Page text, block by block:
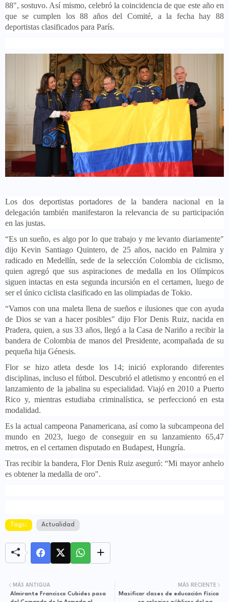
88", sostuvo. Así mismo, celebró la coincidencia de que este año en
que se cumplen los 88 años del Comité, a la fecha hay 88
deportistas clasificados para París.
Los dos deportistas portadores de la bandera nacional en la
delegación también manifestaron la relevancia de su participación
en las justas.
“Es un sueño, es algo por lo que trabajo y me levanto diariamente"
dijo Kevin Santiago Quintero, de 25 años, nacido en Palmira y
radicado en Medellín, sede de la selección Colombia de ciclismo,
quien agregó que sus aspiraciones de medalla en los Olímpicos
siguen intactas en esta segunda incursión en el certamen, luego de
ser el único ciclista clasificado en las olimpiadas de Tokio.
“Vamos con una maleta llena de sueños e ilusiones que con ayuda
de Dios se van a hacer posibles" dijo Flor Denis Ruiz, nacida en
Pradera, quien, a sus 33 años, llegó a la Casa de Nariño a recibir la
bandera de Colombia de manos del Presidente, acompañada de su
pequeña hija Génesis.
Flor se hizo atleta desde los 14; inició explorando diferentes
disciplinas, incluso el fútbol. Descubrió el atletismo y encontró en el
lanzamiento de la jabalina su especialidad. Viajó en 2010 a Puerto
Rico y, mientras estudiaba criminalística, se perfeccionó en esta
modalidad.
Es la actual campeona Panamericana, así como la subcampeona del
mundo en 2023, luego de conseguir en su lanzamiento 65,47
metros, en el certamen disputado en Budapest, Hungría.
Tras recibir la bandera, Flor Denis Ruiz aseguró: “Mi mayor anhelo
es obtener la medalla de oro".
Tags: Actualidad
MÁS RECIENTE
Masificar clases de educación física
MÁS ANTIGUA
Almirante Francisco Cubides pasa